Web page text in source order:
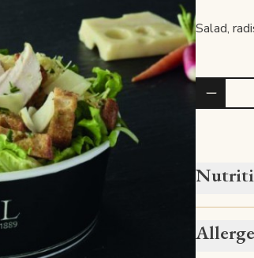
Salad,
Quantité